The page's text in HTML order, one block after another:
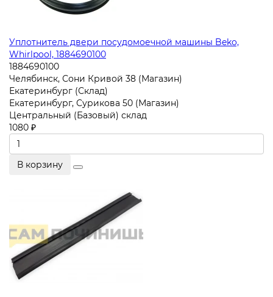
Уплотнитель двери посудомоечной машины Beko,
Whirlpool, 1884690100
1884690100
Челябинск, Сони Кривой 38 (Магазин)
Екатеринбург (Склад)
Екатеринбург, Сурикова 50 (Магазин)
Центральный (Базовый) склад
1080 ₽
В корзину